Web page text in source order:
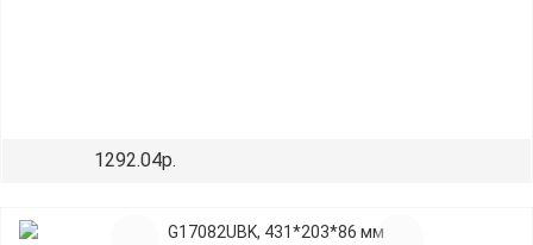
1292.04р.